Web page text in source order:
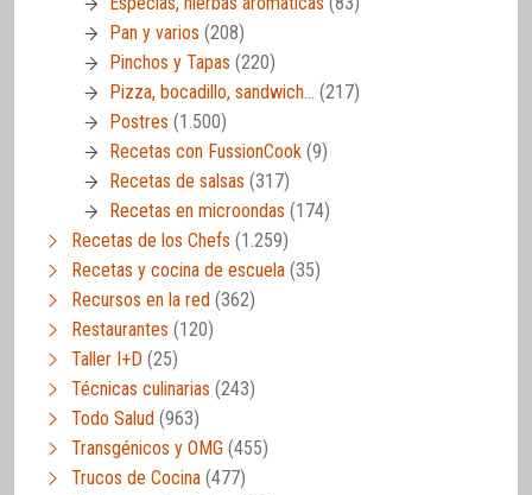
Pan y varios (208)
Pinchos y Tapas (220)
Pizza, bocadillo, sandwich… (217)
Postres (1.500)
Recetas con FussionCook (9)
Recetas de salsas (317)
Recetas en microondas (174)
Recetas de los Chefs (1.259)
Recetas y cocina de escuela (35)
Recursos en la red (362)
Restaurantes (120)
Taller I+D (25)
Técnicas culinarias (243)
Todo Salud (963)
Transgénicos y OMG (455)
Trucos de Cocina (477)